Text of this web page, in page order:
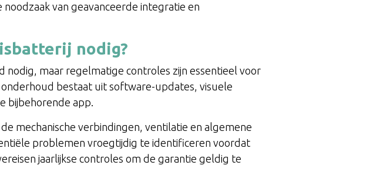
van geavanceerde integratie en
nodig?
maar regelmatige controles zijn essentieel voor
bestaat uit software-updates, visuele
bijbehorende app.
mechanische verbindingen, ventilatie en algemene
problemen vroegtijdig te identificeren voordat
jaarlijkse controles om de garantie geldig te